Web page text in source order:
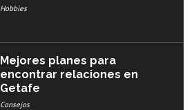
Hobbies
Mejores planes para
encontrar relaciones en
Getafe
Consejos